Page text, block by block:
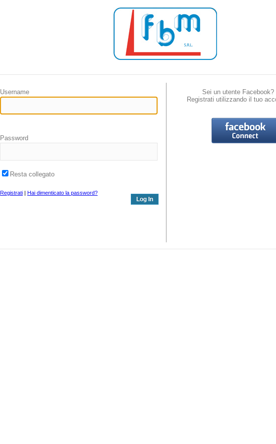
Username
Password
Resta collegato
Registrati Hai dimenticato la password?
Sei un utente Facebook?
Registrati utilizzando il tuo